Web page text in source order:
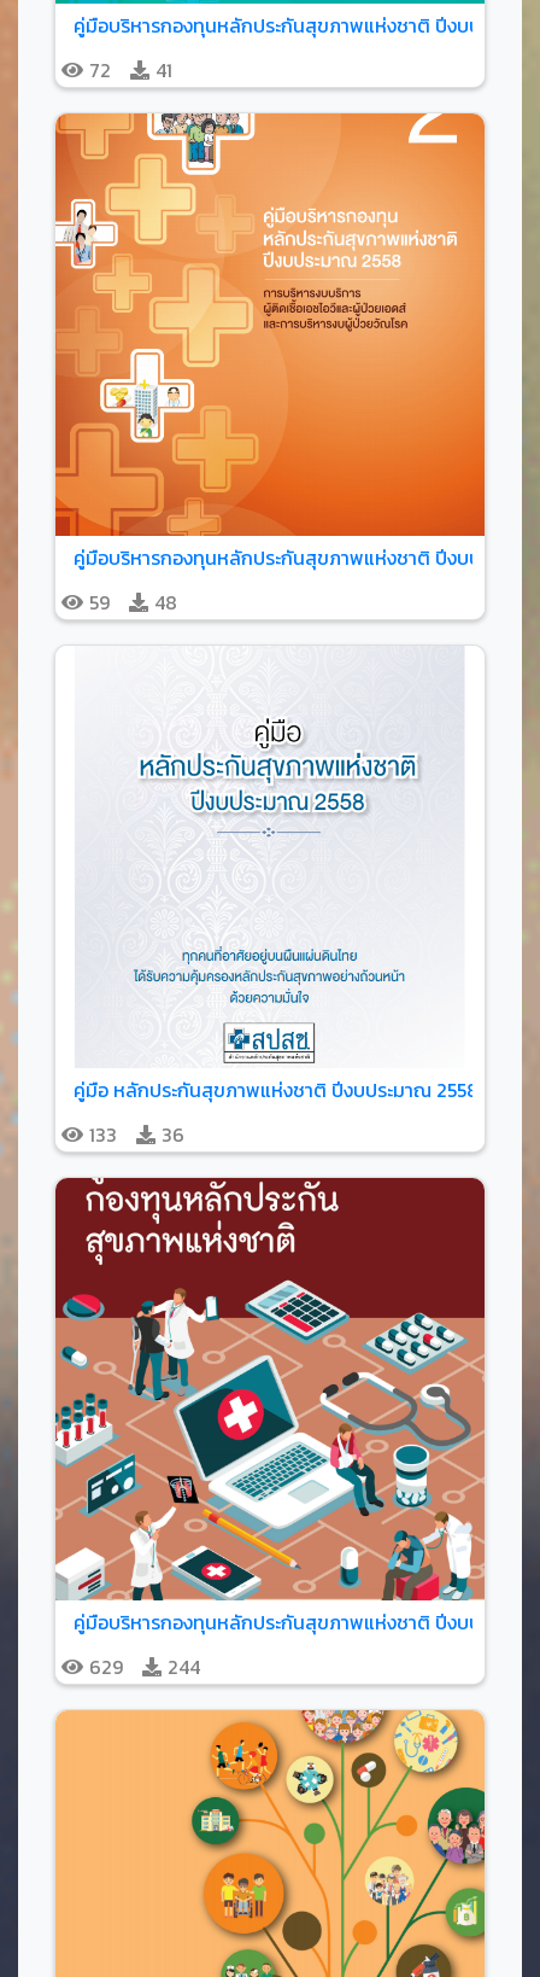
คู่มือบริหารกองทุนหลักประกันสุขภาพแห่งชาติ ปีงบประมาณ
72
41
คู่มือบริหารกองทุนหลักประกันสุขภาพแห่งชาติ ปีงบประมาณ
59
48
คู่มือ หลักประกันสุขภาพแห่งชาติ ปีงบประมาณ 2558
133
36
คู่มือบริหารกองทุนหลักประกันสุขภาพแห่งชาติ ปีงบประมาณ
629
244